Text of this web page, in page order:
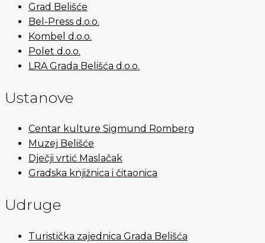
Grad Belišće
Bel-Press d.o.o.
Kombel d.o.o.
Polet d.o.o.
LRA Grada Belišća d.o.o.
Ustanove
Centar kulture Sigmund Romberg
Muzej Belišće
Dječji vrtić Maslačak
Gradska knjižnica i čitaonica
Udruge
Turistička zajednica Grada Belišća